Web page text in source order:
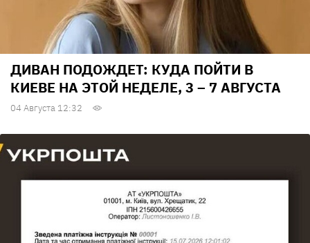
ДИВАН ПОДОЖДЕТ: КУДА ПОЙТИ В
КИЕВЕ НА ЭТОЙ НЕДЕЛЕ, 3 – 7 АВГУСТА
04 Августа 12:32